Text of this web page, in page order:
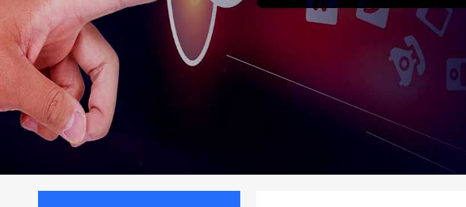
包服务「链天下网络科技有限公司」